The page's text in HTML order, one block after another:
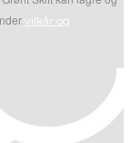
vilkår og